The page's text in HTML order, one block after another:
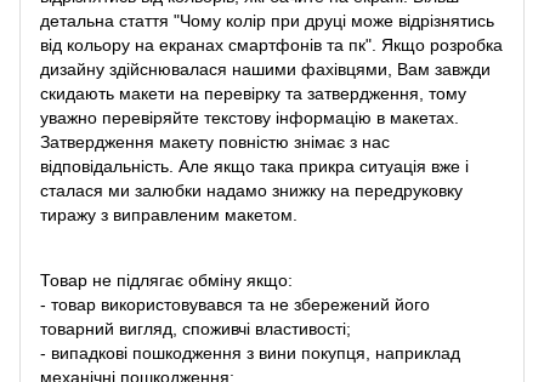
детальна стаття "Чому колір при друці може відрізнятись
від кольору на екранах смартфонів та пк". Якщо розробка
дизайну здійснювалася нашими фахівцями, Вам завжди
скидають макети на перевірку та затвердження, тому
уважно перевіряйте текстову інформацію в макетах.
Затвердження макету повністю знімає з нас
відповідальність. Але якщо така прикра ситуація вже і
сталася ми залюбки надамо знижку на передруковку
тиражу з виправленим макетом.
Товар не підлягає обміну якщо:
- товар використовувався та не збережений його
товарний вигляд, споживчі властивості;
- випадкові пошкодження з вини покупця, наприклад
механічні пошкодження;